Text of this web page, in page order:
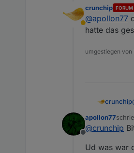
Abwesend
crunchip
@apollon77
hatte das
umgestiegen
crunchip
Offline
apollon77
@crunchip
Ud was war